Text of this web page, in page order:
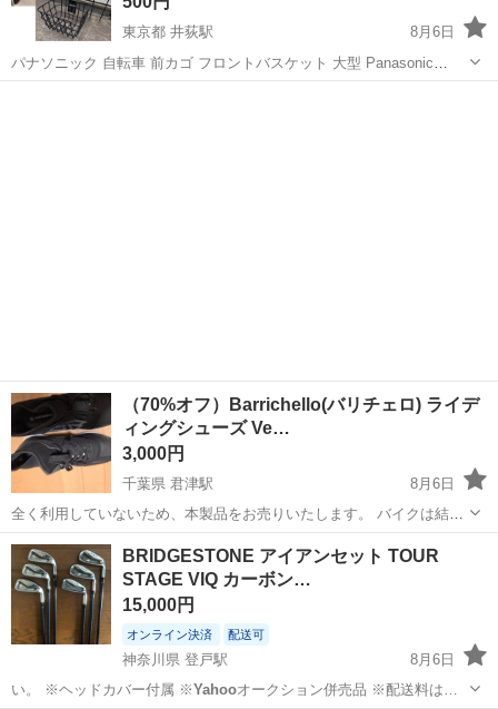
東京都 井荻駅
8月6日
パナソニック 自転車 前カゴ フロントバスケット 大型 Panasonic
NCB2177S かなり大きめのカゴなので荷物が沢山入ります。 スチール
（70%オフ）Barrichello(バリチェロ) ライデ
ィングシューズ Ve…
3,000円
千葉県 君津駅
8月6日
全く利用していないため、本製品をお売りいたします。 バイクは結局
殆ど乗らなかったため、使用回数は10回以下位です。 状態は写真の通
りになりますので、潔癖症等であればご遠慮ください。 ノークレーム
ノーリターン、値引き...
千葉 君津市
BRIDGESTONE アイアンセット TOUR
STAGE VIQ カーボン…
15,000円
オンライン決済 配送可
神奈川県 登戸駅
8月6日
い。 ※ヘッドカバー付属 ※Yahoo オークション併売品 ※配送料は…